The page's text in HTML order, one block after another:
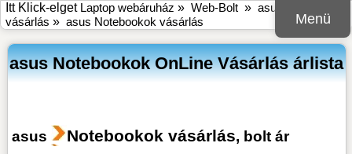
Menü
Itt Klick-elget Laptop webáruház » Web-Bolt » asus online bolt
vásárlás » asus Notebookok vásárlás
asus Notebookok OnLine Vásárlás árlista
asus Notebookok vásárlás, bolt ár